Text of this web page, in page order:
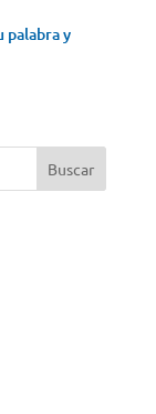
palabra y